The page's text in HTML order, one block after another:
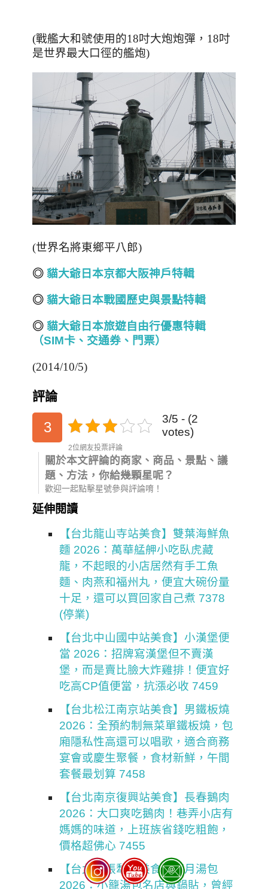
(戰艦大和號使用的18吋大炮炮彈，18吋
是世界最大口徑的艦炮)
(世界名將東鄉平八郎)
◎ 貓大爺日本京都大阪神戶特輯
◎ 貓大爺日本戰國歷史與景點特輯
◎ 貓大爺日本旅遊自由行優惠特輯
（SIM卡、交通券、門票）
(2014/10/5)
評論
3
3/5 - (2
votes)
2位網友投票評論
關於本文評論的商家、商品、景點、議
題、方法，你給幾顆星呢？
歡迎一起點擊星號參與評論唷！
延伸閱讀
【台北龍山寺站美食】雙葉海鮮魚
麵 2026：萬華艋舺小吃臥虎藏
龍，不起眼的小店居然有手工魚
麵、肉燕和福州丸，便宜大碗份量
十足，還可以買回家自己煮 7378
(停業)
【台北中山國中站美食】小漢堡便
當 2026：招牌寫漢堡但不賣漢
堡，而是賣比臉大炸雞排！便宜好
吃高CP值便當，抗漲必收 7459
【台北松江南京站美食】男鐵板燒
2026：全預約制無菜單鐵板燒，包
廂隱私性高還可以唱歌，適合商務
宴會或慶生聚餐，食材新鮮，午間
套餐最划算 7458
【台北南京復興站美食】長春鵝肉
2026：大口爽吃鵝肉！巷弄小店有
媽媽的味道，上班族省錢吃粗飽，
價格超佛心 7455
【台北六張犁站美食】明月湯包
2026：小籠湯包名店與鍋貼，曾經